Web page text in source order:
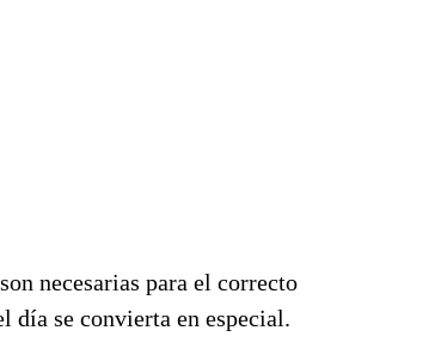
necesarias para el correcto
día se convierta en especial.